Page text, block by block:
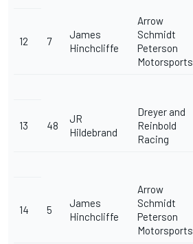
12 7
James
Hinchcliffe
Arrow
Schmidt
Peterson
Motorsports
13 48
JR
Hildebrand
Dreyer and
Reinbold
Racing
14 5
James
Hinchcliffe
Arrow
Schmidt
Peterson
Motorsports